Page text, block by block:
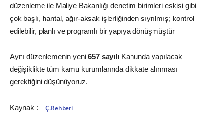
düzenleme ile Maliye Bakanlığı denetim birimleri eskisi gibi
çok başlı, hantal, ağır-aksak işlerliğinden sıyrılmış; kontrol
edilebilir, planlı ve programlı bir yapıya dönüşmüştür.
Aynı düzenlemenin yeni 657 sayılı Kanunda yapılacak
değişiklikte tüm kamu kurumlarında dikkate alınması
gerektiğini düşünüyoruz.
Kaynak : Ç.Rehberi